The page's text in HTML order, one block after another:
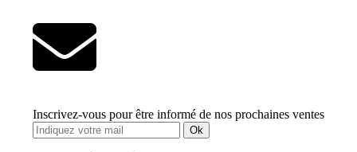
Inscrivez-vous pour être informé de nos prochaines ventes
Ok